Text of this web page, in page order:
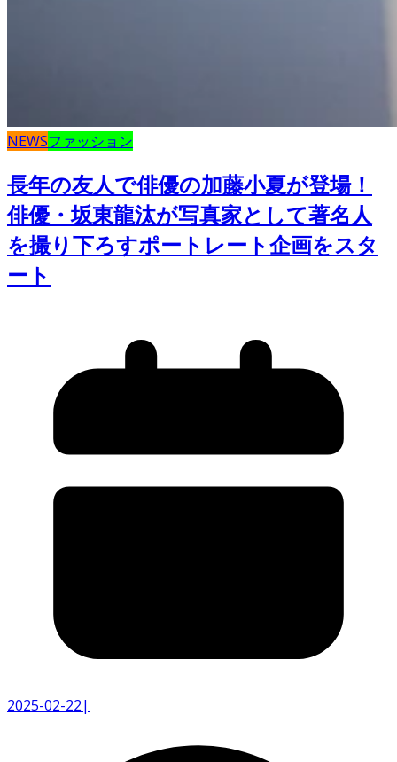
NEWSファッション
長年の友人で俳優の加藤小夏が登場！
俳優・坂東龍汰が写真家として著名人
を撮り下ろすポートレート企画をスタ
ート
2025-02-22|